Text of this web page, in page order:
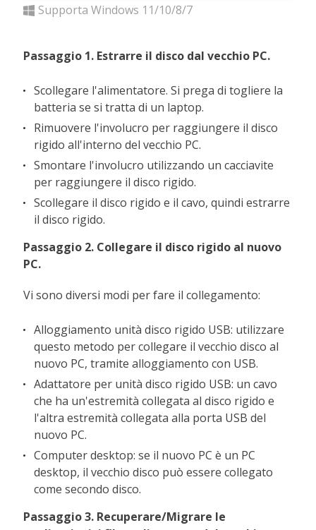
Supporta Windows 11/10/8/7
Passaggio 1. Estrarre il disco dal vecchio PC.
Scollegare l'alimentatore. Si prega di togliere la
batteria se si tratta di un laptop.
Rimuovere l'involucro per raggiungere il disco
rigido all'interno del vecchio PC.
Smontare l'involucro utilizzando un cacciavite
per raggiungere il disco rigido.
Scollegare il disco rigido e il cavo, quindi estrarre
il disco rigido.
Passaggio 2. Collegare il disco rigido al nuovo
PC.
Vi sono diversi modi per fare il collegamento:
Alloggiamento unità disco rigido USB: utilizzare
questo metodo per collegare il vecchio disco al
nuovo PC, tramite alloggiamento con USB.
Adattatore per unità disco rigido USB: un cavo
che ha un'estremità collegata al disco rigido e
l'altra estremità collegata alla porta USB del
nuovo PC.
Computer desktop: se il nuovo PC è un PC
desktop, il vecchio disco può essere collegato
come secondo disco.
Passaggio 3. Recuperare/Migrare le